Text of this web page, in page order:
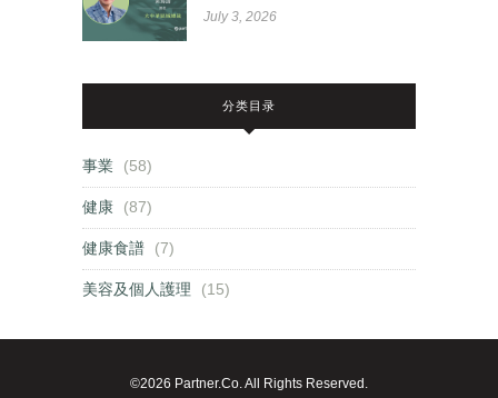
July 3, 2026
分类目录
事業 (58)
健康 (87)
健康食譜 (7)
美容及個人護理 (15)
©2026 Partner.Co. All Rights Reserved.